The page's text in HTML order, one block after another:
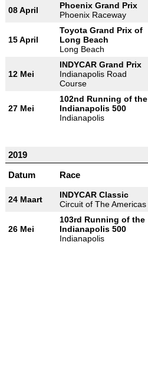
08 April
Phoenix Grand Prix
Phoenix Raceway
15 April
Toyota Grand Prix of
Long Beach
Long Beach
12 Mei
INDYCAR Grand Prix
Indianapolis Road
Course
27 Mei
102nd Running of the
Indianapolis 500
Indianapolis
2019
Datum
Race
24 Maart
INDYCAR Classic
Circuit of The Americas
26 Mei
103rd Running of the
Indianapolis 500
Indianapolis